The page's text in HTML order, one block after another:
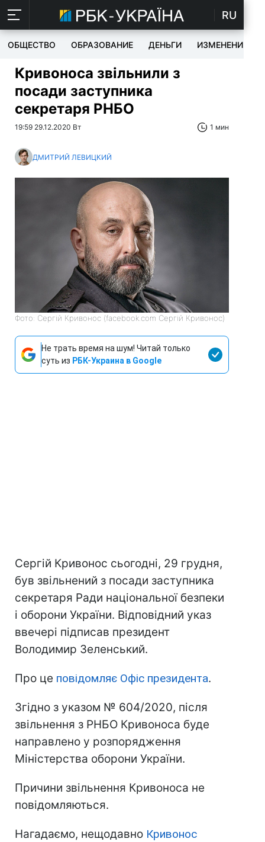
RU
ОБЩЕСТВО ОБРАЗОВАНИЕ ДЕНЬГИ ИЗМЕНЕНИЯ
Кривоноса звільнили з
посади заступника
секретаря РНБО
19:59 29.12.2020 Вт 1 мин
ДМИТРИЙ ЛЕВИЦКИЙ
Фото: Сергій Кривонос (facebook.com Сергій Кривонос)
Не трать время на шум! Читай только
суть из РБК-Украина в Google
Сергій Кривонос сьогодні, 29 грудня,
був звільнений з посади заступника
секретаря Ради національної безпеки
і оборони України. Відповідний указ
ввечері підписав президент
Володимир Зеленський.
Про це повідомляє Офіс президента.
Згідно з указом № 604/2020, після
звільнення з РНБО Кривоноса буде
направлено у розпорядження
Міністерства оборони України.
Причини звільнення Кривоноса не
повідомляються.
Нагадаємо, нещодавно Кривонос